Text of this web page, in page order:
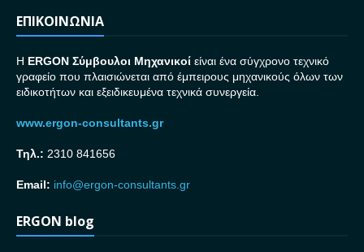
ΕΠΙΚΟΙΝΩΝΙΑ
H ERGON Σύμβουλοι Μηχανικοί είναι ένα σύγχρονο τεχνικό
γραφείο που πλαισιώνεται από έμπειρους μηχανικούς όλων των
ειδικοτήτων και εξειδικευμένα τεχνικά συνεργεία.
www.ergon-consultants.gr
Τηλ.: 2310 841656
Email: info@ergon-consultants.gr
ERGON blog